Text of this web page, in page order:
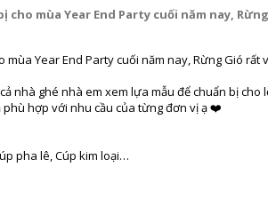
cho mùa Year End Party cuối năm nay,
Year End Party cuối năm nay, Rừng Gió
nhà ghé nhà em xem lựa mẫu để chuẩn bị
phù hợp với nhu cầu của từng đơn vị ạ ❤️
pha lê, Cúp kim loại…